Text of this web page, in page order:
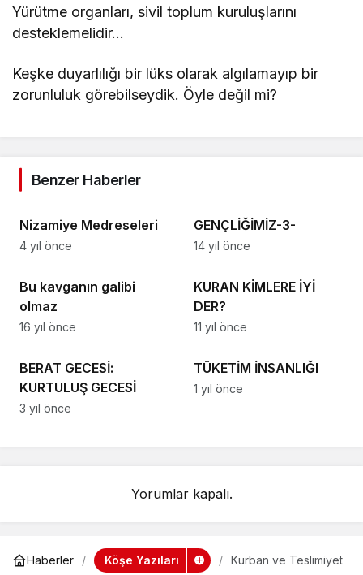
Yürütme organları, sivil toplum kuruluşlarını
desteklemelidir…
Keşke duyarlılığı bir lüks olarak algılamayıp bir
zorunluluk görebilseydik. Öyle değil mi?
Benzer Haberler
Nizamiye Medreseleri
4 yıl önce
GENÇLİĞİMİZ-3-
14 yıl önce
Bu kavganın galibi
olmaz
Köşe Yazıları
16 yıl önce
KURAN KİMLERE İYİ
DER?
Köşe Yazıları
11 yıl önce
BERAT GECESİ:
KURTULUŞ GECESİ
Köşe Yazıları
3 yıl önce
TÜKETİM İNSANLIĞI
Köşe Yazıları
1 yıl önce
Yorumlar kapalı.
Haberler Köşe Yazıları Kurban ve Teslimiyet